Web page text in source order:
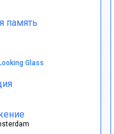
память
Glass